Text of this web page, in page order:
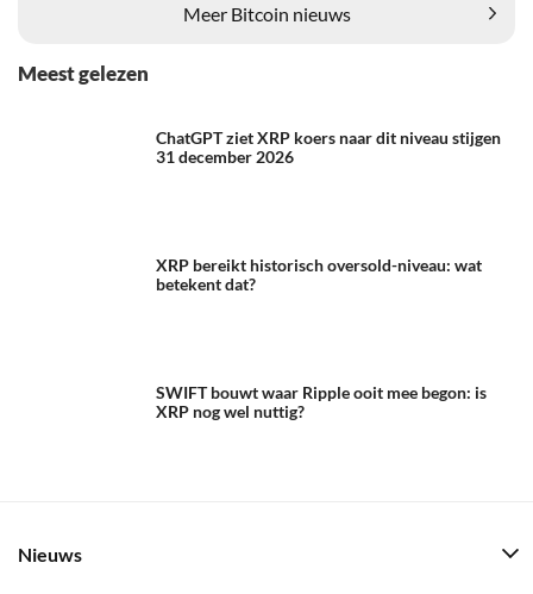
Meer Bitcoin nieuws
Meest gelezen
ChatGPT ziet XRP koers naar dit niveau stijgen
31 december 2026
XRP bereikt historisch oversold-niveau: wat
betekent dat?
SWIFT bouwt waar Ripple ooit mee begon: is
XRP nog wel nuttig?
Nieuws